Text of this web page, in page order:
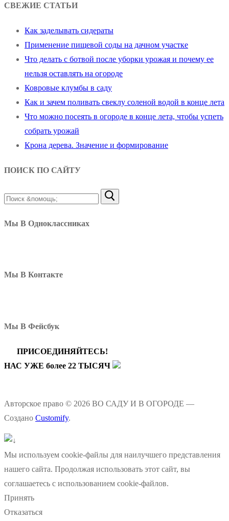
СВЕЖИЕ СТАТЬИ
Как заделывать сидераты
Применение пищевой соды на дачном участке
Что делать с ботвой после уборки урожая и почему ее
нельзя оставлять на огороде
Ковровые клумбы в саду
Как и зачем поливать свеклу соленой водой в конце лета
Что можно посеять в огороде в конце лета, чтобы успеть
собрать урожай
Крона дерева. Значение и формирование
ПОИСК ПО САЙТУ
Найти:
Мы В Одноклассниках
Мы В Контакте
Мы В Фейсбук
ПРИСОЕДИНЯЙТЕСЬ!
НАС УЖЕ более 22 ТЫСЯЧ
Авторское право © 2026 ВО САДУ И В ОГОРОДЕ —
Создано Customify.
Мы используем cookie-файлы для наилучшего представления
нашего сайта. Продолжая использовать этот сайт, вы
соглашаетесь с использованием cookie-файлов.
Принять
Отказаться